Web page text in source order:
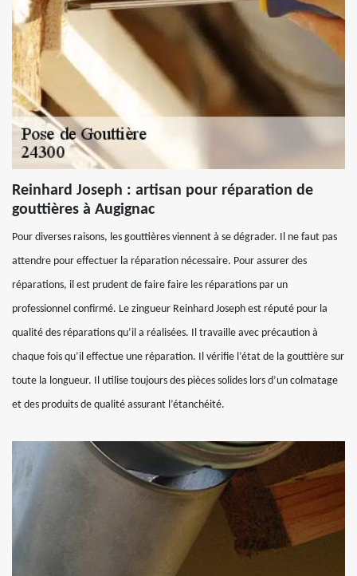
Reinhard Joseph : artisan pour réparation de
gouttières à Augignac
Pour diverses raisons, les gouttières viennent à se dégrader. Il ne faut pas
attendre pour effectuer la réparation nécessaire. Pour assurer des
réparations, il est prudent de faire faire les réparations par un
professionnel confirmé. Le zingueur Reinhard Joseph est réputé pour la
qualité des réparations qu’il a réalisées. Il travaille avec précaution à
chaque fois qu’il effectue une réparation. Il vérifie l’état de la gouttière sur
toute la longueur. Il utilise toujours des pièces solides lors d’un colmatage
et des produits de qualité assurant l’étanchéité.